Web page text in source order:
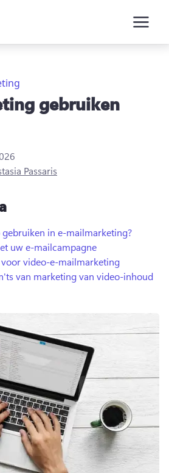
gebruiken
Passaris
in e-mailmarketing?
uw e-mailcampagne
voor video-e-mailmarketing
van marketing van video-inhoud